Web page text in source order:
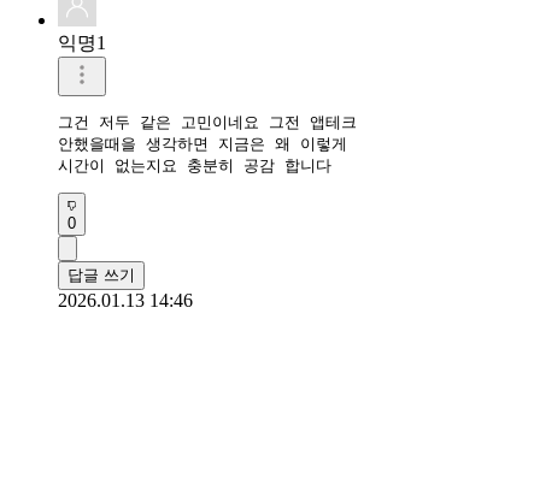
익명1
그건 저두 같은 고민이네요 그전 앱테크
안했을때을 생각하면 지금은 왜 이렇게
시간이 없는지요 충분히 공감 합니다
0
답글 쓰기
2026.01.13 14:46